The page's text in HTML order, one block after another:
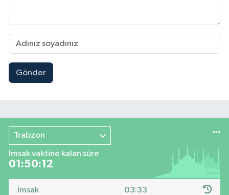
Gönder
Trabzon
İmsak vaktine kalan süre
01:50:11
İmsak 03:33